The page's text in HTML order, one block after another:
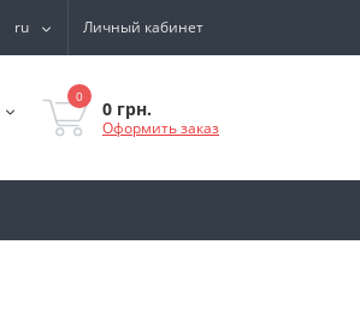
ru Личный кабинет
0
0 грн.
Оформить заказ